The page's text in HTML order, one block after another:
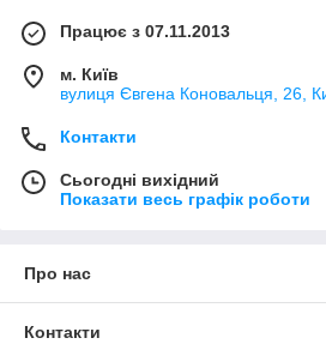
Працює з 07.11.2013
м. Київ
вулиця Євгена Коновальця, 26,
Контакти
Сьогодні вихідний
Показати весь графік роботи
Про нас
Контакти